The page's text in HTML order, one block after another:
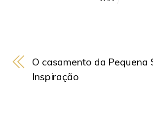
O casamento da Pequena
Inspiração